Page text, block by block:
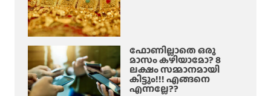
ഫോണില്ലാതെ ഒരു
മാസം കഴിയാമോ? 8
ലക്ഷം സമ്മാനമായി
കിട്ടും!!! എങ്ങനെ
എന്നല്ലേ??